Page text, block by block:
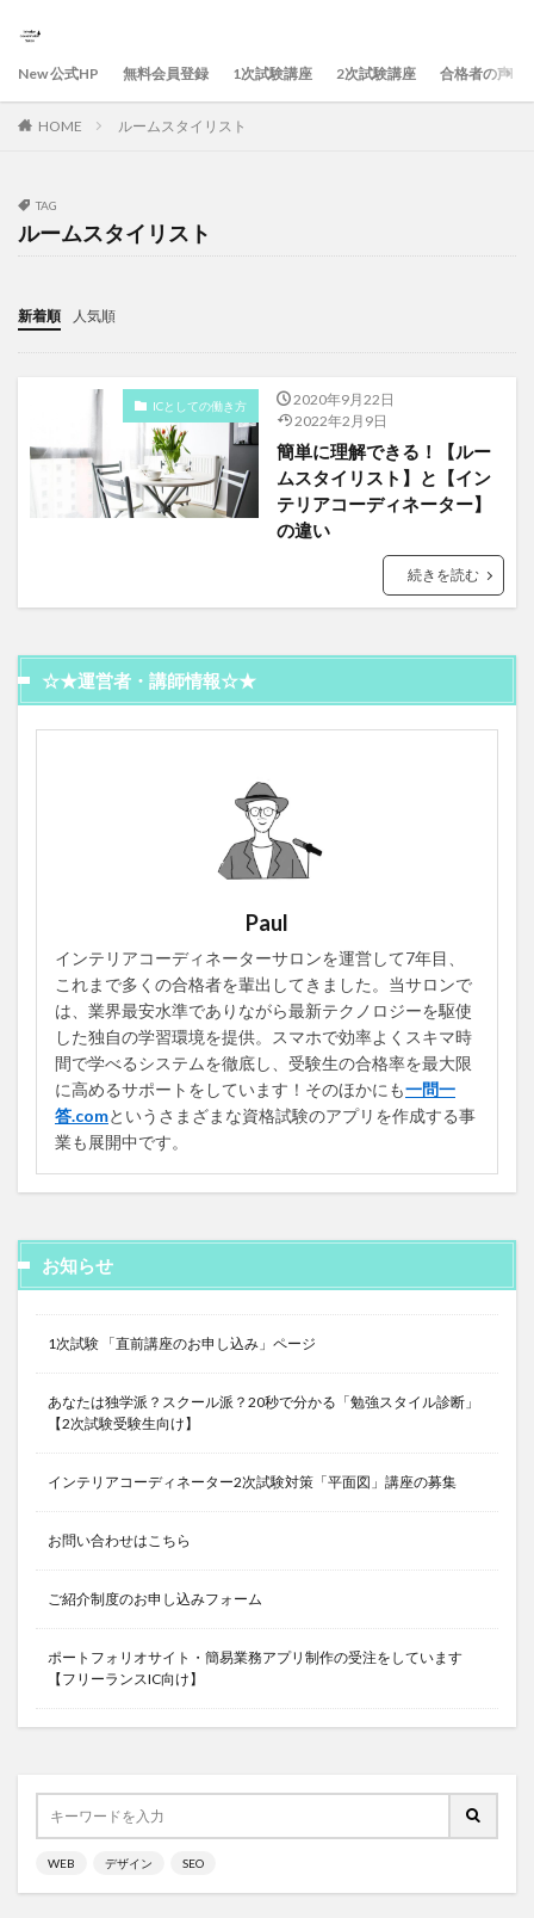
New 公式HP 無料会員登録 1次試験講座 2次試験講座 合格者の声
HOME ルームスタイリスト
TAG
ルームスタイリスト
新着順 人気順
ICとしての働き方
2020年9月22日
2022年2月9日
簡単に理解できる！【ルー
ムスタイリスト】と【イン
テリアコーディネーター】
の違い
続きを読む
☆★運営者・講師情報☆★
Paul
インテリアコーディネーターサロンを運営して7年目、
これまで多くの合格者を輩出してきました。当サロンで
は、業界最安水準でありながら最新テクノロジーを駆使
した独自の学習環境を提供。スマホで効率よくスキマ時
間で学べるシステムを徹底し、受験生の合格率を最大限
に高めるサポートをしています！そのほかにも一問一
答.comというさまざまな資格試験のアプリを作成する事
業も展開中です。
お知らせ
1次試験 「直前講座のお申し込み」ページ
あなたは独学派？スクール派？20秒で分かる「勉強スタイル診断」
【2次試験受験生向け】
インテリアコーディネーター2次試験対策「平面図」講座の募集
お問い合わせはこちら
ご紹介制度のお申し込みフォーム
ポートフォリオサイト・簡易業務アプリ制作の受注をしています
【フリーランスIC向け】
WEB デザイン SEO